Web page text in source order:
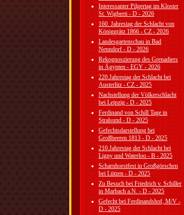
Interessanter Pilgertag im Kloster
St. Wigberti - D - 2026
160. Jahrestag der Schlacht von
Königgrätz 1866 - CZ - 2026
Landesgartenschau in Bad
Nenndorf - D - 2026
Rekognoszierung des Grenadiers
in Ägypten - EGY - 2026
220.Jahrestag der Schlacht bei
Austerlitz - CZ - 2025
Nachstellung der Völkerschlacht
bei Leipzig - D - 2025
Ferdinand von Schill Tage in
Stralsund - D - 2025
Gefechtsdarstellung bei
Großbeeren 1813 - D - 2025
210.Jahrestag der Schlacht bei
Ligny und Waterloo - B - 2025
Scharnhorstfest in Großgörschen
bei Lützen - D - 2025
Zu Besuch bei Friedrich v. Schiller
in Marbach a.N. - D - 2025
Gefecht bei Ferdinandshof, M/V -
D - 2025